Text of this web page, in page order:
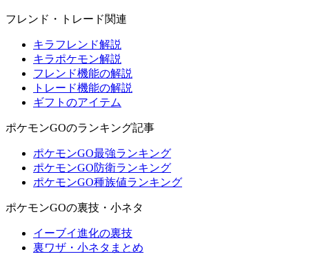
フレンド・トレード関連
キラフレンド解説
キラポケモン解説
フレンド機能の解説
トレード機能の解説
ギフトのアイテム
ポケモンGOのランキング記事
ポケモンGO最強ランキング
ポケモンGO防衛ランキング
ポケモンGO種族値ランキング
ポケモンGOの裏技・小ネタ
イーブイ進化の裏技
裏ワザ・小ネタまとめ